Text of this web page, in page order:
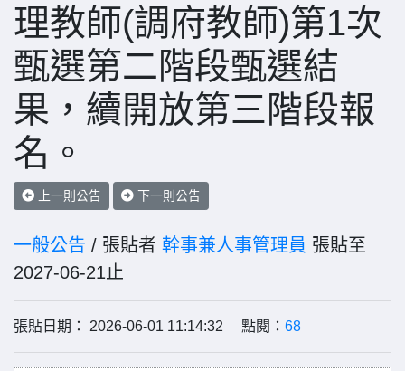
理教師(調府教師)第1次
甄選第二階段甄選結
果，續開放第三階段報
名。
上一則公告 下一則公告
一般公告 / 張貼者 幹事兼人事管理員 張貼至
2027-06-21止
張貼日期： 2026-06-01 11:14:32 點閱： 68